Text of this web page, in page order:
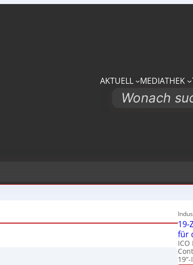
AKTUELL MEDIATHEK
Search
19-
für